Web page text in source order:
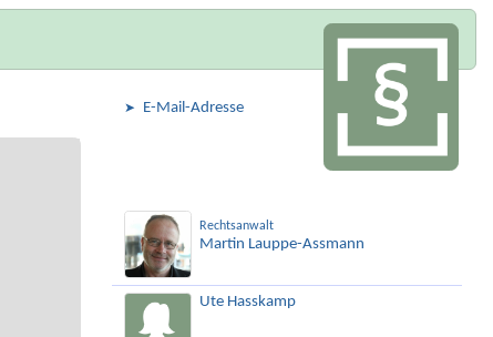
E-Mail-Adresse
Rechtsanwalt
Martin Lauppe-Assmann
Ute Hasskamp